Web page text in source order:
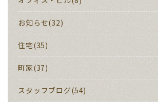
お知らせ(32)
住宅(35)
町家(37)
スタッフブログ(54)